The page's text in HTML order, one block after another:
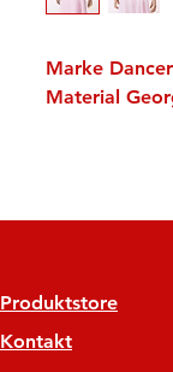
Marke
Material
Produktstore
Kontakt